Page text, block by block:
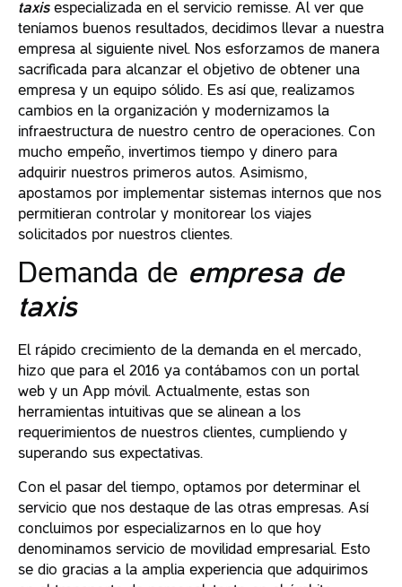
taxisespecializada en el servicio remisse. Al ver que
teníamos buenos resultados, decidimos llevar a nuestra
empresa al siguiente nivel. Nos esforzamos de manera
sacrificada para alcanzar el objetivo de obtener una
empresa y un equipo sólido. Es así que, realizamos
cambios en la organización y modernizamos la
infraestructura de nuestro centro de operaciones. Con
mucho empeño, invertimos tiempo y dinero para
adquirir nuestros primeros autos. Asimismo,
apostamos por implementar sistemas internos que nos
permitieran controlar y monitorear los viajes
solicitados por nuestros clientes.
Demanda de empresa de
taxis
El rápido crecimiento de la demanda en el mercado,
hizo que para el 2016 ya contábamos con un portal
web y un App móvil. Actualmente, estas son
herramientas intuitivas que se alinean a los
requerimientos de nuestros clientes, cumpliendo y
superando sus expectativas.
Con el pasar del tiempo, optamos por determinar el
servicio que nos destaque de las otras empresas. Así
concluimos por especializarnos en lo que hoy
denominamos servicio de movilidad empresarial. Esto
se dio gracias a la amplia experiencia que adquirimos